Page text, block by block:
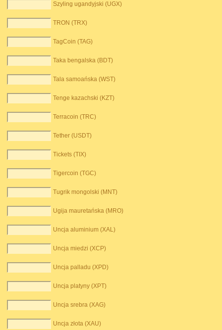
Szyling ugandyjski (UGX)
TRON (TRX)
TagCoin (TAG)
Taka bengalska (BDT)
Tala samoańska (WST)
Tenge kazachski (KZT)
Terracoin (TRC)
Tether (USDT)
Tickets (TIX)
Tigercoin (TGC)
Tugrik mongolski (MNT)
Ugija mauretańska (MRO)
Uncja aluminium (XAL)
Uncja miedzi (XCP)
Uncja palladu (XPD)
Uncja platyny (XPT)
Uncja srebra (XAG)
Uncja złota (XAU)